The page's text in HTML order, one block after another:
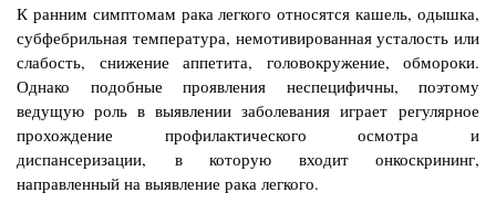
К ранним симптомам рака легкого относятся кашель, одышка,
субфебрильная температура, немотивированная усталость или
слабость, снижение аппетита, головокружение, обмороки.
Однако подобные проявления неспецифичны, поэтому
ведущую роль в выявлении заболевания играет регулярное
прохождение профилактического осмотра и
диспансеризации, в которую входит онкоскрининг,
направленный на выявление рака легкого.